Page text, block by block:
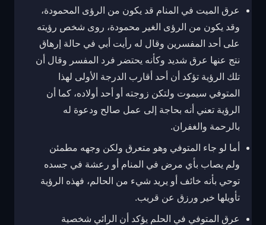
عرق الميت في المنام قد يكون من الرؤى المحمودة،
وقد يكون من الرؤى الغير محمودة، روى شخص رؤيته
على أحد المفسرين وقال له رأيت أبي في حالة إرهاق
نتج عنها عرق شديد وكأنه يحتضر فرد المفسر وقال أن
تلك الرؤية تؤكد أن أحد أقارب الدرجة الأولى لهذا
المتوفي سيموت ولتكن زوجته أو أحد أولاده، كما أن
الرؤية تعني أنه بحاجة إلى عمل صالح ودعوة له
بالرحمة والغفران.
أما لو جاء المتوفي وهو متعرق ولكن وجهه مطمئن
ولم يصاب بأي مرض في المنام أو رعشة في جسده
توحي بأنه خائف أو يريد شيء من الحالم، فهذه الرؤية
تأويلها خير ورزق عن قريب.
عرق المتوفي في الحلم يؤكد أن الرائي شخصية